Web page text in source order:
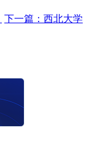
下一篇：西北大学